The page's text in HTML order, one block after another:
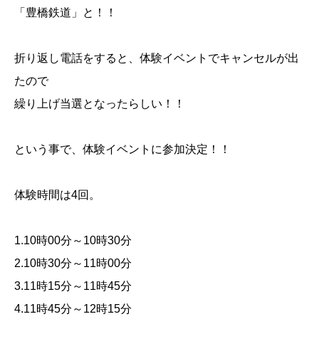
「豊橋鉄道」と！！
折り返し電話をすると、体験イベントでキャンセルが出
たので
繰り上げ当選となったらしい！！
という事で、体験イベントに参加決定！！
体験時間は4回。
1.10時00分～10時30分
2.10時30分～11時00分
3.11時15分～11時45分
4.11時45分～12時15分